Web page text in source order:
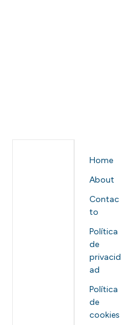
Home
About
Contac
to
Política
de
privacid
ad
Política
de
cookies